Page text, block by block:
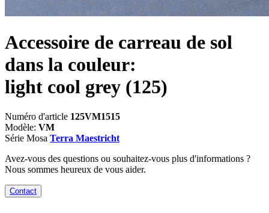
Accessoire de carreau de sol
dans la couleur:
light cool grey (125)
Numéro d'article 125VM1515
Modèle: VM
Série Mosa Terra Maestricht
Avez-vous des questions ou souhaitez-vous plus d'informations ?
Nous sommes heureux de vous aider.
Contact